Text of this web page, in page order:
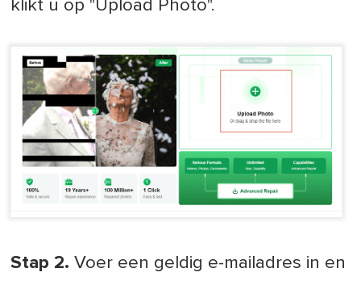
klikt u op "Upload Photo".
Stap 2. Voer een geldig e-mailadres in en